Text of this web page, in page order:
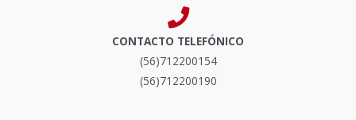
CONTACTO TELEFÓNICO
(56)712200154
(56)712200190